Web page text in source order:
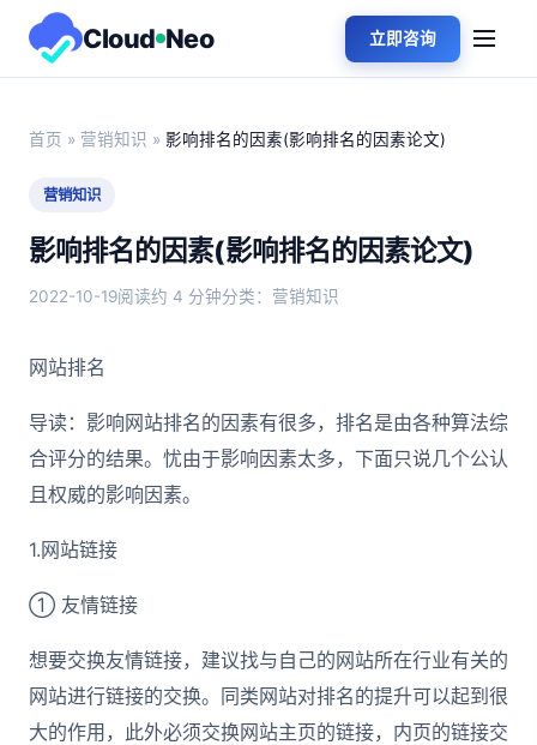
Cloud Neo 立即咨询
首页 » 营销知识 » 影响排名的因素(影响排名的因素论文)
营销知识
影响排名的因素(影响排名的因素论文)
2022-10-19阅读约 4 分钟分类：营销知识
网站排名
导读：影响网站排名的因素有很多，排名是由各种算法综
合评分的结果。忧由于影响因素太多，下面只说几个公认
且权威的影响因素。
1.网站链接
① 友情链接
想要交换友情链接，建议找与自己的网站所在行业有关的
网站进行链接的交换。同类网站对排名的提升可以起到很
大的作用，此外必须交换网站主页的链接，内页的链接交